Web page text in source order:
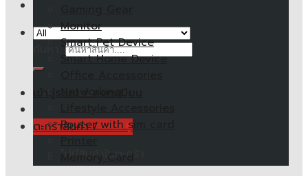
ตะกร้าสินค้า /0.00฿
ไม่มีสินค้าในตะกร้า
Monitor
Smart Pet Device
Smart Home Device
Router with sim card
Memory Card